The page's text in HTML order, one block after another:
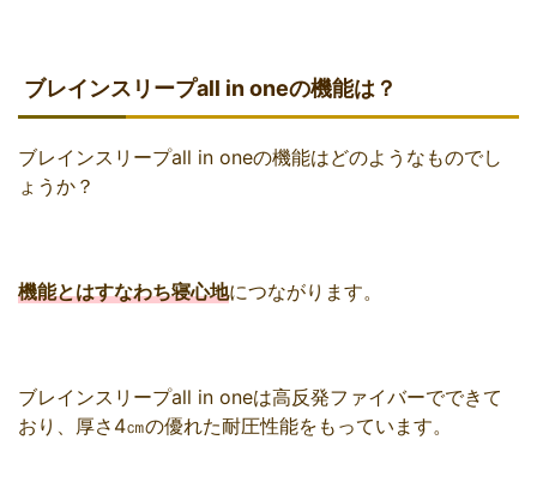
ブレインスリープall in oneの機能は？
ブレインスリープall in oneの機能はどのようなものでし
ょうか？
機能とはすなわち寝心地につながります。
ブレインスリープall in oneは高反発ファイバーでできて
おり、厚さ4㎝の優れた耐圧性能をもっています。